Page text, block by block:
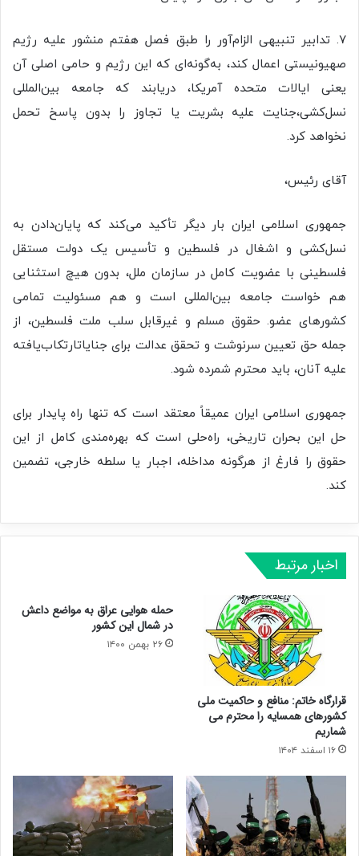
۷. تدابیر تنبیهی الزام‌آور را طبق فصل هفتم منشور علیه رژیم
صهیونیستی اعمال کند، به‌گونه‌ای که این رژیم و حامی اصلی آن
یعنی ایالات متحده آمریکا، دریابند که جامعه بین‌المللی
نسل‌کشی،جنایت علیه بشریت یا تجاوز را بدون پاسخ تحمل
نخواهد کرد.
آقای رئیس،
جمهوری اسلامی ایران بار دیگر تأکید می‌کند که پایان‌دادن به
نسل‌کشی و اشغال در فلسطین و تأسیس یک دولت مستقل
فلسطینی با عضویت کامل در سازمان ملل، بدون هیچ استثنایی
هم خواست جامعه بین‌المللی است و هم مسئولیت تمامی
کشورهای عضو. حقوق مسلم و غیرقابل سلب ملت فلسطین، از
جمله حق تعیین سرنوشت و تحقق عدالت برای جنایاتارتکاب‌یافته
علیه آنان، باید محترم شمرده شود.
جمهوری اسلامی ایران عمیقاً معتقد است که تنها راه پایدار برای
حل این بحران تاریخی، راه‌حلی است که بهره‌مندی کامل از این
حقوق را فارغ از هرگونه مداخله، اجبار یا سلطه خارجی، تضمین
کند.
اخبار مرتبط
قرارگاه خاتم: منافع و حاکمیت ملی
کشورهای همسایه را محترم می
شماریم
۱۶ اسفند ۱۴۰۴
حمله هوایی عراق به مواضع داعش
در شمال این کشور
۲۶ بهمن ۱۴۰۰